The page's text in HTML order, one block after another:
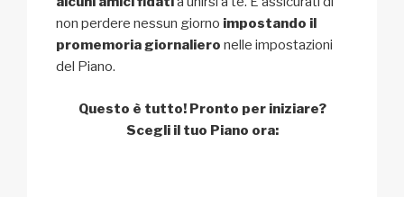
non perdere nessun giorno impostando il
promemoria giornaliero nelle impostazioni
del Piano.
Questo è tutto! Pronto per iniziare?
Scegli il tuo Piano ora: